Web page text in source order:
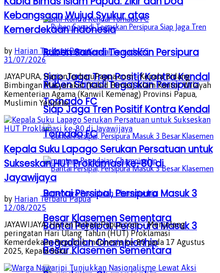
Ruben Sanadi Tegaskan Persipura
Siap Jaga Tren Positif Kontra Kendal
Tornado FC
Bantai Persipal, Persipura Masuk 3
Besar Klasemen Sementara
Pegadaian Championhip
Ruben Sanadi Tegaskan Persipura
Siap Jaga Tren Positif Kontra Kendal
Tornado FC
Bantai Persipal, Persipura Masuk 3
Besar Klasemen Sementara
Kebangsaan Wujud Syukur atas
Kemerdekaan Indonesia
by Harian Terbaru Papua
31/07/2026
JAYAPURA, HarianTerbaruPapua.com - Kepala Bidang
Bimbingan Masyarakat (Kabid Bimas) Islam Kantor Wilayah
Kementerian Agama (Kanwil Kemenag) Provinsi Papua,
Muslimin Yelipele, ...
Kepala Suku Lapago Serukan Persatuan untuk
Sukseskan HUT Proklamasi ke-80 di
Jayawijaya
by Harian Terbaru Papua
12/08/2025
JAYAWIJAYA, HarianTerbaruPapua.com – Menjelang
peringatan Hari Ulang Tahun (HUT) Proklamasi
Kemerdekaan Republik Indonesia ke-80 pada 17 Agustus
2025, Kepala Suku ...